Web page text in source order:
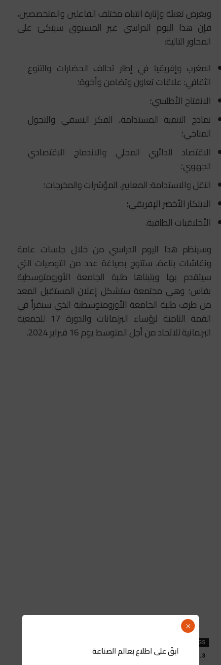
وبغرض تعبئة وإثارة انتباه مختلف الفاعلين والمتخصصين،
فإن هذا اليوم الدراسي غير المسبوق سيتكئ على
المحاور التالية:
المغرب وإفريقيا في إطار تحالف الحضارات والتنوع
الثقافي: علاقات تعاون وتضامن وأخوة؛
الانفتاح الأطلسي؛
نماذج التنمية المستدامة، الفكر النسقي والتحول
المناخي؛
الاقتصاد الدائري المحلي والاندماج الاقتصادي
الجهوي؛
النقل والاستدامة: المعايير، المؤشرات والمخرجات؛
الابتكار الأخضر الإفريقي؛
الأخلاقيات الطاقية.
وسينظم هذا اليوم الدراسي من خلال جلسات عامة
ونقاشات بناءة، ستتوج بصياغة عدد من التوصيات التي
سيتقدم بها ويتبناها طلبة الجامعة الأورومتوسطية
بفاس؛ وهي مجتمعة ستشكل إعلان المستقبل المعد
من طرف طلبة الجامعة الأورومتوسطية الذي سيقرأ في
القمة الثامنة لرؤساء البرلمانات والدورة 17 للجمعية
البرلمانية للاتحاد من أجل المتوسط يوم 16 فبراير 2024.
TAGS
3. الجامعة الأورومتوسطية تحتضن لقاءً دوليًا حول الانفتاح الأطلسي
ابقَ على اطلاع بعالم الصناعة
×